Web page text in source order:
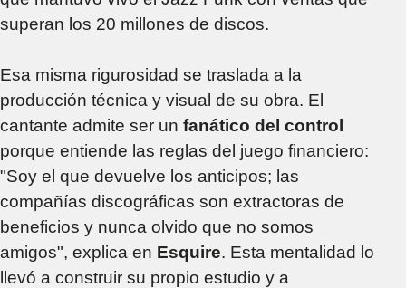
superan los 20 millones de discos.
Esa misma rigurosidad se traslada a la
producción técnica y visual de su obra. El
cantante admite ser un fanático del control
porque entiende las reglas del juego financiero:
"Soy el que devuelve los anticipos; las
compañías discográficas son extractoras de
beneficios y nunca olvido que no somos
amigos", explica en Esquire. Esta mentalidad lo
llevó a construir su propio estudio y a